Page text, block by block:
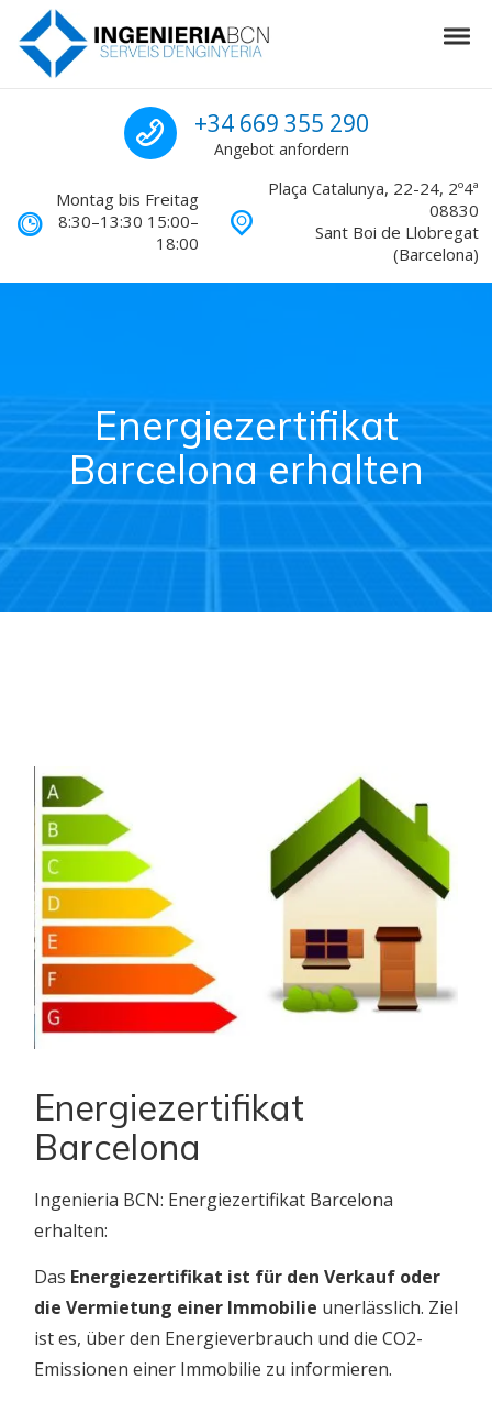
Skip to navigation
Skip to content
Ingenieurwesen in Barcelona
Rufen Sie uns für
+34 669 355 290
Angebot anfordern
Montag bis Freitag
8:30–13:30 15:00–
18:00
Plaça Catalunya, 22-24, 2º4ª
08830
Sant Boi de Llobregat
(Barcelona)
Energiezertifikat
Barcelona erhalten
Energiezertifikat
Barcelona
Ingenieria BCN: Energiezertifikat Barcelona
erhalten:
Das Energiezertifikat ist für den Verkauf oder
die Vermietung einer Immobilie unerlässlich. Ziel
ist es, über den Energieverbrauch und die CO2-
Emissionen einer Immobilie zu informieren.